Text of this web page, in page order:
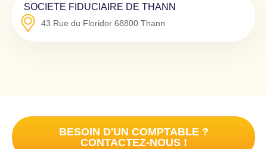
SOCIETE FIDUCIAIRE DE THANN
43 Rue du Floridor 68800 Thann
BESOIN D'UN COMPTABLE ?
CONTACTEZ-NOUS !